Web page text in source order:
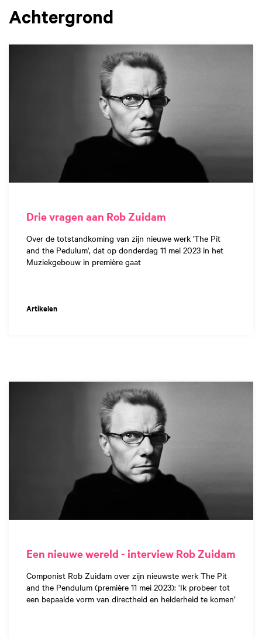
Achtergrond
Drie vragen aan Rob Zuidam
Over de totstandkoming van zijn nieuwe werk 'The Pit
and the Pedulum', dat op donderdag 11 mei 2023 in het
Muziekgebouw in première gaat
Artikelen
Een nieuwe wereld - interview Rob Zuidam
Componist Rob Zuidam over zijn nieuwste werk The Pit
and the Pendulum (première 11 mei 2023): ‘Ik probeer tot
een bepaalde vorm van directheid en helderheid te komen’